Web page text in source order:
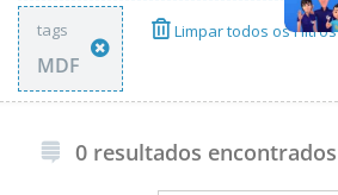
tags
MDF
Limpar todos os Filtros
0 resultados encontrados